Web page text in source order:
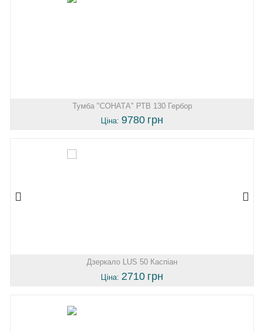
Тумба "СОНАТА" РТВ 130 Гербор
Ціна: 9780 грн
Дзеркало LUS 50 Каспіан
Ціна: 2710 грн